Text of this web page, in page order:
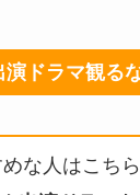
ドラマ観る
な人はこちら